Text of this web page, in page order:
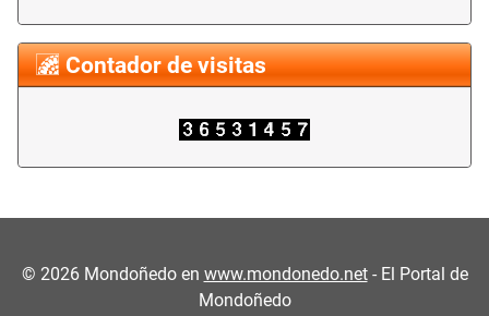
Contador de visitas
© 2026Mondoñedo en www.mondonedo.net- El Portal de
Mondoñedo